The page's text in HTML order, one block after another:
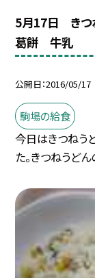
5月17日 きつ
葛餅 牛乳
公開日 2016/05/17
駒場の給食
今日はきつねう
た。きつねうど